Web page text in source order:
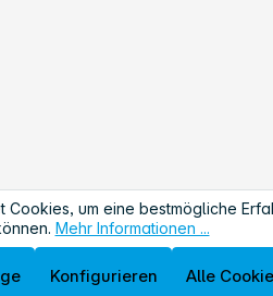
Cookies, um eine bestmögliche
Mehr Informationen ...
Konfigurieren Alle